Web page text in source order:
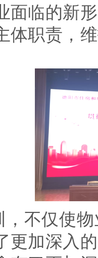
面临的新
体职责，
不仅使物
更加深入